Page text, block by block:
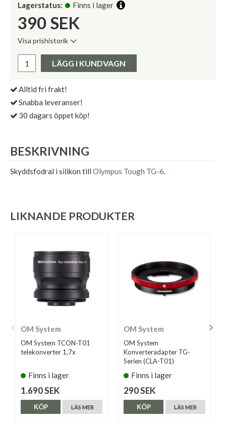
Lagerstatus: Finns i lager
390 SEK
Visa prishistorik
Pris:
LÄGG I KUNDVAGN
Alltid fri frakt!
Snabba leveranser!
30 dagars öppet köp!
BESKRIVNING
Skyddsfodral i silikon till Olympus Tough TG-6.
LIKNANDE PRODUKTER
OM System
OM System TCON-T01
telekonverter 1,7x
Finns i lager
1.690 SEK
LÄS MER
KÖP
OM System
OM System
Konverteradapter TG-
Serien (CLA-T01)
Finns i lager
290 SEK
LÄS MER
KÖP